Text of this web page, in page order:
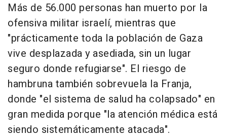
Más de 56.000 personas han muerto por la
ofensiva militar israelí, mientras que
"prácticamente toda la población de Gaza
vive desplazada y asediada, sin un lugar
seguro donde refugiarse". El riesgo de
hambruna también sobrevuela la Franja,
donde "el sistema de salud ha colapsado" en
gran medida porque "la atención médica está
siendo sistemáticamente atacada".